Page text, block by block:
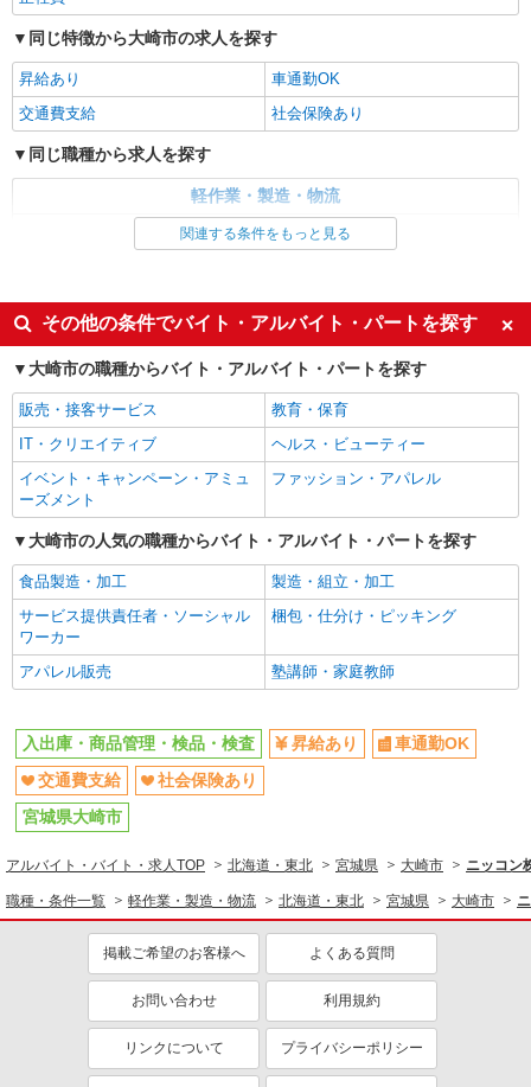
時給1127円交通費全額支給
宮城県大崎市 ＊車・バイク通勤OK
キープ 詳細を見る
正社員
目視検査・箱詰め・運搬
月給：190,000円〜 月収例：228,000円（月給
宮城県大崎市 勤務詳細：大崎市 通勤方法：車
最寄り駅：塚目駅から車16分 ※構内の（無料）駐
車場利用OK
キープ 詳細を見る
アルバイト パート
ケーズデンキ 大崎古川本店配送センター
◆家電店配送センター内の軽作業スタッフ
帯による加給制度：平日・土曜の17時以降、また
は日曜・祝日の終日は勤務1時間につき50円加給）
※加給制度は学生スタッフ対象外です
宮城県大崎市古川穂波2丁目9番15号
キープ 詳細を見る
アルバイト パート
ケーズデンキ 大崎古川本店
時給1,110円〜時給1,160円 （勤務曜日・時間
帯による加給制度：平日・土曜の17時以降、また
は日曜・祝日の終日は勤務1時間につき50円加給）
宮城県大崎市古川穂波2丁目9番15号
同じ特徴から大崎市の求人を探す
昇給あり
車通勤OK
交通費支給
社会保険あり
同じ職種から求人を探す
軽作業・製造・物流
入出庫・商品管理・検品・検査
車通勤OK
交通費支給
社会保険あり
関連する条件をもっと見る
その他の条件でバイト・アルバイト・パートを探す
大崎市の職種からバイト・アルバイト・パートを探す
販売・接客サービス
教育・保育
IT・クリエイティブ
ヘルス・ビューティー
イベント・キャンペーン・アミュ
ーズメント
ファッション・アパレル
大崎市の人気の職種からバイト・アルバイト・パートを探す
食品製造・加工
製造・組立・加工
サービス提供責任者・ソーシャル
ワーカー
梱包・仕分け・ピッキング
アパレル販売 塾講師・家庭教師
入出庫・商品管理・検品・検査 昇給あり
車通勤OK
交通費支給
社会保険あり
宮城県大崎市
アルバイト・バイト・求人TOP 北海道・東北 宮城県 大崎市 ニッコン
職種・条件一覧 軽作業・製造・物流 北海道・東北 宮城県 大崎市
掲載ご希望のお客様へ よくある質問
お問い合わせ 利用規約
リンクについて プライバシーポリシー